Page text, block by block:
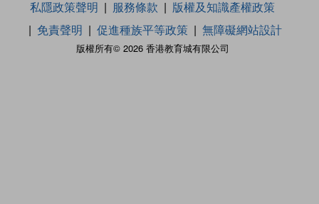
版權所有© 2026 香港教育城有限公司
私隱政策聲明 服務條款
版權及知識產權政策
免責聲明
促進種族平等政策 無障礙網站設計